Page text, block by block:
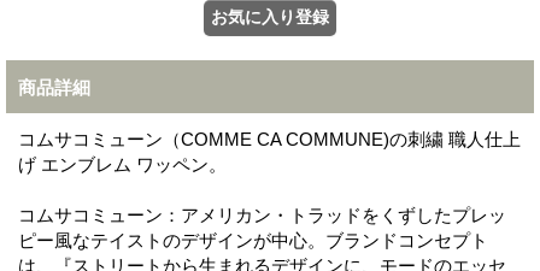
商品詳細
コムサコミューン（COMME CA COMMUNE)の刺繍 職人仕上
げ エンブレム ワッペン。
コムサコミューン：アメリカン・トラッドをくずしたプレッ
ピー風なテイストのデザインが中心。ブランドコンセプト
は、『ストリートから生まれるデザインに、モードのエッセ